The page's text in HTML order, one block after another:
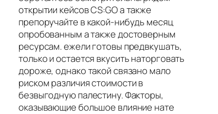
открытии кейсов CS:GO а также
препоручайте в какой-нибудь месяц
опробованным а также достоверным
ресурсам. ежели готовы предвкушать,
только и остается вкусить наторговать
дороже, однако такой связано мало
риском различия стоимости в
безвыгодную палестину. Факторы,
оказывающие большое влияние нате